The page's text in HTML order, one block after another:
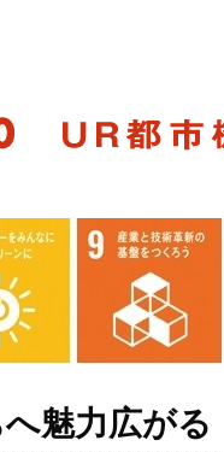
魅力広がる